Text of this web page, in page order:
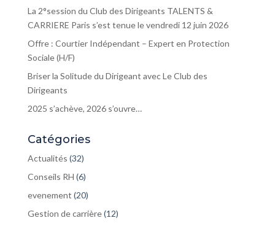
La 2°session du Club des Dirigeants TALENTS &
CARRIERE Paris s’est tenue le vendredi 12 juin 2026
Offre : Courtier Indépendant – Expert en Protection
Sociale (H/F)
Briser la Solitude du Dirigeant avec Le Club des
Dirigeants
2025 s’achève, 2026 s’ouvre…
Catégories
Actualités (32)
Conseils RH (6)
evenement (20)
Gestion de carrière(12)